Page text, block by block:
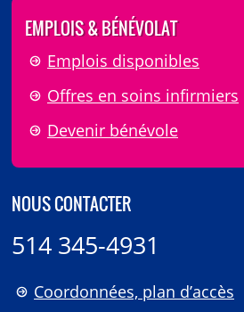
EMPLOIS & BÉNÉVOLAT
Emplois disponibles
Offres en soins infirmiers
Devenir bénévole
NOUS CONTACTER
514 345-4931
Coordonnées, plan d’accès